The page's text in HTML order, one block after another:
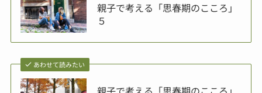
親子で考える「思春期のこころ」
５
あわせて読みたい